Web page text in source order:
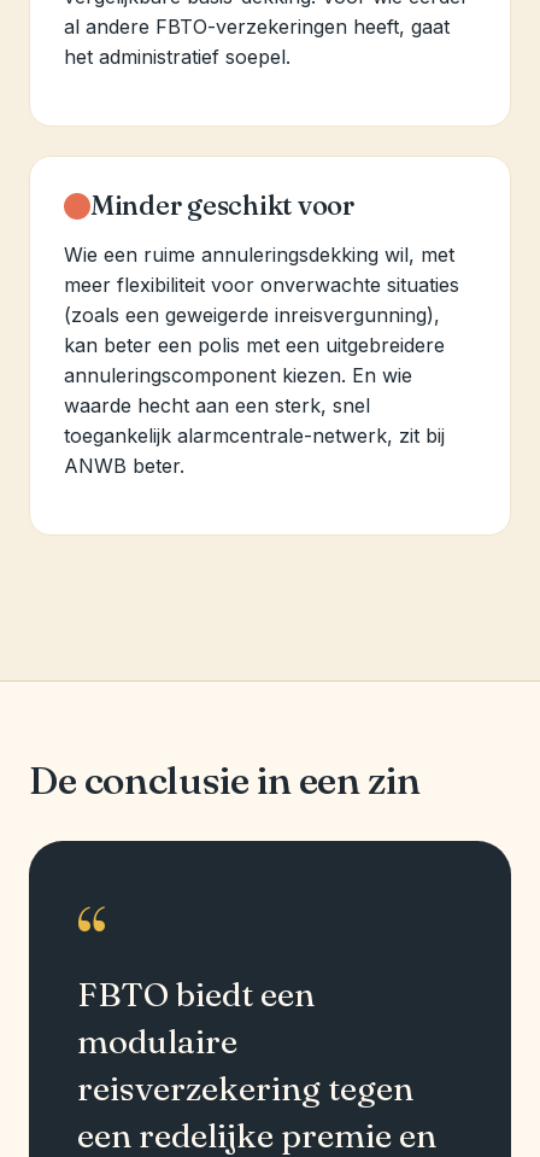
al andere FBTO-verzekeringen heeft, gaat
het administratief soepel.
Minder geschikt voor
Wie een ruime annuleringsdekking wil, met
meer flexibiliteit voor onverwachte situaties
(zoals een geweigerde inreisvergunning),
kan beter een polis met een uitgebreidere
annuleringscomponent kiezen. En wie
waarde hecht aan een sterk, snel
toegankelijk alarmcentrale-netwerk, zit bij
ANWB beter.
De conclusie in een zin
“
FBTO biedt een
modulaire
reisverzekering tegen
een redelijke premie en